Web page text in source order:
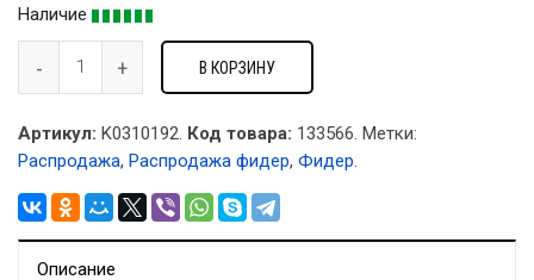
Наличие
В КОРЗИНУ
Артикул: K0310192. Код товара: 133566. Метки:
Распродажа, Распродажа фидер, Фидер.
Описание